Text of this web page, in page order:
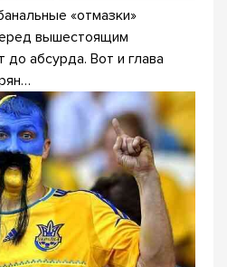
«отмазки»
вышестоящим
абсурда. Вот и глава